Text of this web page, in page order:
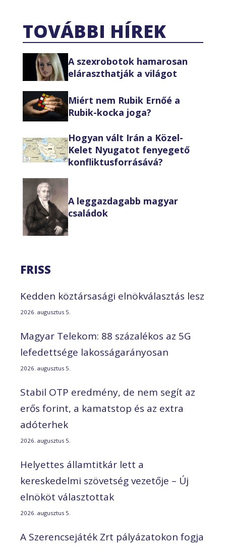
TOVÁBBI HÍREK
A szexrobotok hamarosan
eláraszthatják a világot
Miért nem Rubik Ernőé a
Rubik-kocka joga?
Hogyan vált Irán a Közel-
Kelet Nyugatot fenyegető
konfliktusforrásává?
A leggazdagabb magyar
családok
FRISS
Kedden köztársasági elnökválasztás lesz
2026. augusztus 5.
Magyar Telekom: 88 százalékos az 5G
lefedettsége lakosságarányosan
2026. augusztus 5.
Stabil OTP eredmény, de nem segít az
erős forint, a kamatstop és az extra
adóterhek
2026. augusztus 5.
Helyettes államtitkár lett a
kereskedelmi szövetség vezetője – Új
elnököt választottak
2026. augusztus 5.
A Szerencsejáték Zrt pályázatokon fogja